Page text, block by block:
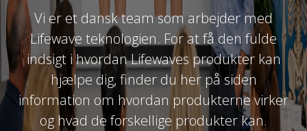
Vi er et dansk team som arbejder med
Lifewave teknologien. For at få den fulde
indsigt i hvordan Lifewaves produkter kan
hjælpe dig, finder du her på siden
information om hvordan produkterne virker
og hvad de forskellige produkter kan.